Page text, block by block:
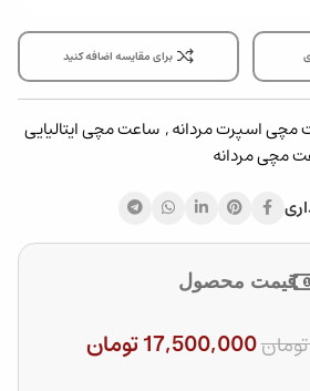
برای مقایسه اضافه کنید
مچی اسپرت مردانه, ساعت مچی ایتالیایی
مچی مردانه
قیمت محصول
تومان17,500,000تومان